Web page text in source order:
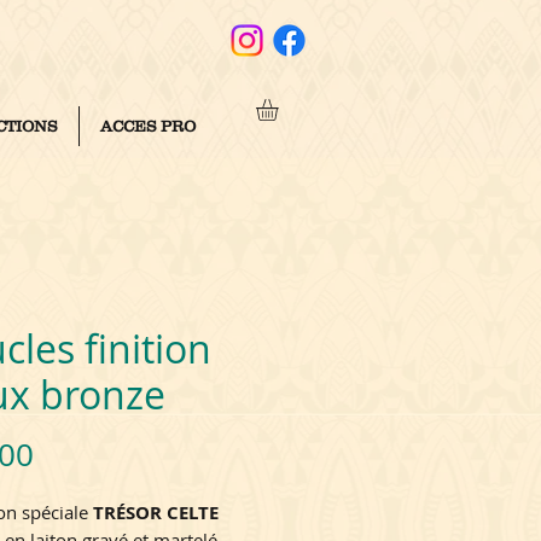
ACCES PRO
finition
bronze
spécialeTRÉSOR CELTE